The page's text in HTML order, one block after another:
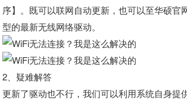
序】。既可以联网自动更新，也可以至华硕官
型的最新无线网络驱动。
2、 疑难解答
更新了驱动也不行，我们可以利用系统自身提